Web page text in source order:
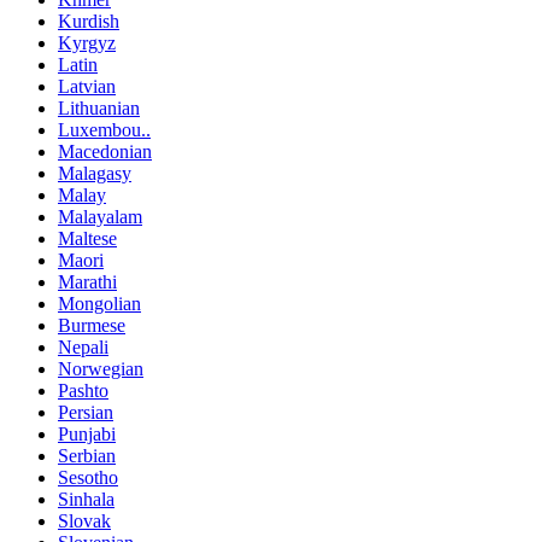
Kurdish
Kyrgyz
Latin
Latvian
Lithuanian
Luxembou..
Macedonian
Malagasy
Malay
Malayalam
Maltese
Maori
Marathi
Mongolian
Burmese
Nepali
Norwegian
Pashto
Persian
Punjabi
Serbian
Sesotho
Sinhala
Slovak